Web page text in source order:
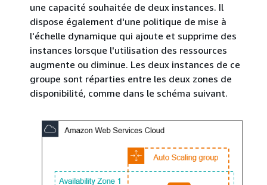
une capacité souhaitée de deux instances. Il
dispose également d'une politique de mise à
l'échelle dynamique qui ajoute et supprime des
instances lorsque l'utilisation des ressources
augmente ou diminue. Les deux instances de ce
groupe sont réparties entre les deux zones de
disponibilité, comme dans le schéma suivant.